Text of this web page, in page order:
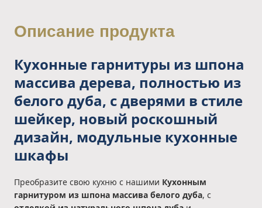
Описание продукта
Кухонные гарнитуры из шпона
массива дерева, полностью из
белого дуба, с дверями в стиле
шейкер, новый роскошный
дизайн, модульные кухонные
шкафы
Преобразите свою кухню с нашими Кухонным
гарнитуром из шпона массива белого дуба, с